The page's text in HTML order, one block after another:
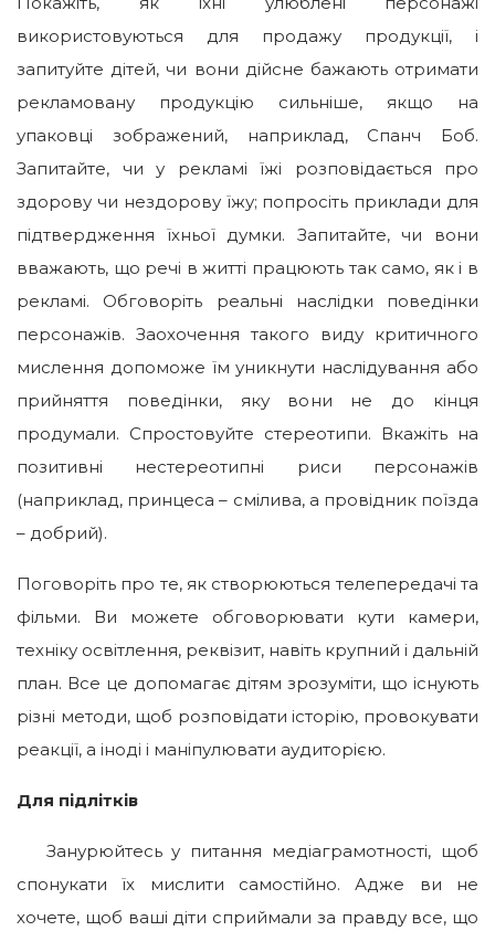
використовуються для продажу продукції, і
запитуйте дітей, чи вони дійсне бажають отримати
рекламовану продукцію сильніше, якщо на
упаковці зображений, наприклад, Спанч Боб.
Запитайте, чи у рекламі їжі розповідається про
здорову чи нездорову їжу; попросіть приклади для
підтвердження їхньої думки. Запитайте, чи вони
вважають, що речі в житті працюють так само, як і в
рекламі. Обговоріть реальні наслідки поведінки
персонажів. Заохочення такого виду критичного
мислення допоможе їм уникнути наслідування або
прийняття поведінки, яку вони не до кінця
продумали. Спростовуйте стереотипи. Вкажіть на
позитивні нестереотипні риси персонажів
(наприклад, принцеса – смілива, а провідник поїзда
– добрий).
Поговоріть про те, як створюються телепередачі та
фільми. Ви можете обговорювати кути камери,
техніку освітлення, реквізит, навіть крупний і дальній
план. Все це допомагає дітям зрозуміти, що існують
різні методи, щоб розповідати історію, провокувати
реакції, а іноді і маніпулювати аудиторією.
Для підлітків
Занурюйтесь у питання медіаграмотності, щоб
спонукати їх мислити самостійно. Адже ви не
хочете, щоб ваші діти сприймали за правду все, що